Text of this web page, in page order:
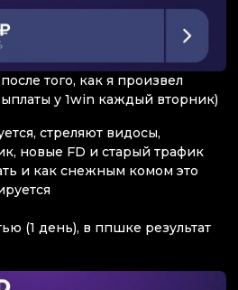
того, как я произвел
у 1win каждый вторник)
стреляют видосы,
новые FD и старый трафик
и как снежным комом это
(1 день), в ппшке результат